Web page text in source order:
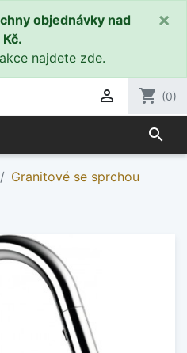
objednávky nad
najdete zde.
×
 shopping_cart (0)
search
Granitové se sprchou